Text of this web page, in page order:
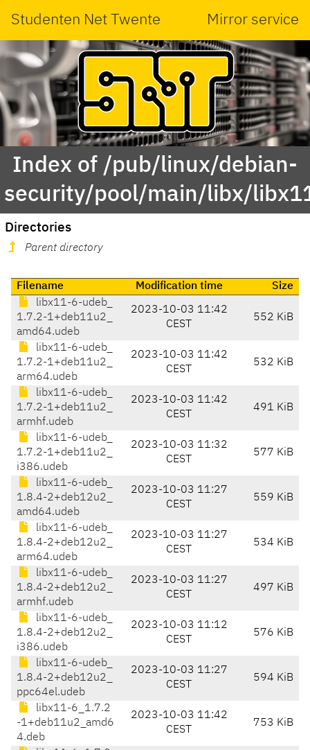
Studenten Net Twente Mirror service
Index of /pub/linux/debian-
security/pool/main/libx/
Directories
Parent directory
Filename Modification time
Size
libx11-6-udeb_
1.7.2-1+deb11u2_
amd64.udeb
2023-10-03 11:42
CEST
552 KiB
libx11-6-udeb_
1.7.2-1+deb11u2_
arm64.udeb
2023-10-03 11:42
CEST
532 KiB
libx11-6-udeb_
1.7.2-1+deb11u2_
armhf.udeb
2023-10-03 11:42
CEST
491 KiB
libx11-6-udeb_
1.7.2-1+deb11u2_
i386.udeb
2023-10-03 11:32
CEST
577 KiB
libx11-6-udeb_
1.8.4-2+deb12u2_
amd64.udeb
2023-10-03 11:27
CEST
559 KiB
libx11-6-udeb_
1.8.4-2+deb12u2_
arm64.udeb
2023-10-03 11:27
CEST
534 KiB
libx11-6-udeb_
1.8.4-2+deb12u2_
armhf.udeb
2023-10-03 11:27
CEST
497 KiB
libx11-6-udeb_
1.8.4-2+deb12u2_
i386.udeb
2023-10-03 11:12
CEST
576 KiB
libx11-6-udeb_
1.8.4-2+deb12u2_
ppc64el.udeb
2023-10-03 11:27
CEST
594 KiB
libx11-6_1.7.2
-1+deb11u2_amd6
4.deb
2023-10-03 11:42
CEST
753 KiB